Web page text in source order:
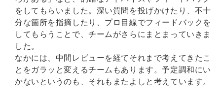
をしてもらいました。深い質問を投げかけたり、不十
分な箇所を指摘したり、プロ目線でフィードバックを
してもらうことで、チームがさらにまとまっていきま
した。
なかには、中間レビューを経てそれまで考えてきたこ
とをガラッと変えるチームもあります。予定調和にい
かないというのも、それもまたよしと考えています。